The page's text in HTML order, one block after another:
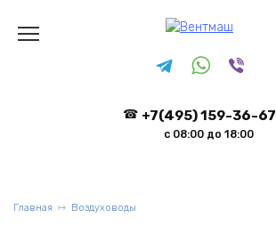
содержанию
+7(495) 159-36-67
с 08:00 до 18:00
Главная Воздуховоды